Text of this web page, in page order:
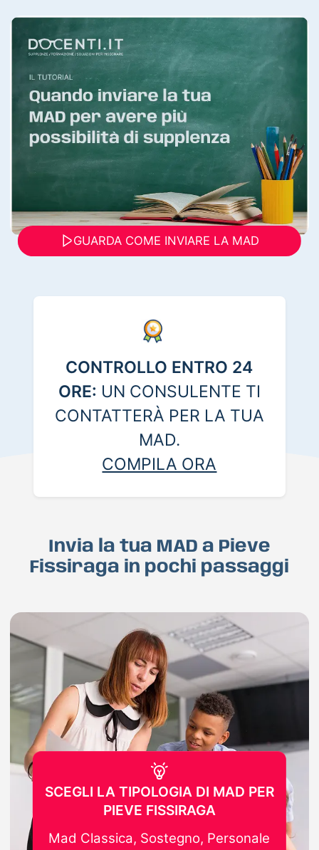
GUARDA COME INVIARE LA MAD
CONTROLLO ENTRO 24
ORE: UN CONSULENTE TI
CONTATTERÀ PER LA TUA
MAD.
COMPILA ORA
Invia la tua MAD a Pieve
Fissiraga in pochi passaggi
SCEGLI LA TIPOLOGIA DI MAD PER
PIEVE FISSIRAGA
Mad Classica, Sostegno, Personale